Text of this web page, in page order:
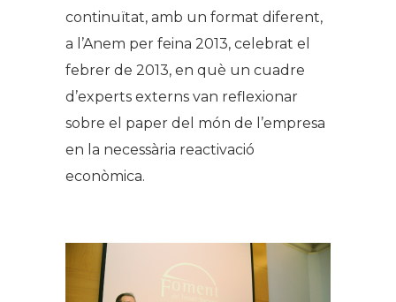
continuïtat, amb un format diferent,
a l’Anem per feina 2013, celebrat el
febrer de 2013, en què un cuadre
d’experts externs van reflexionar
sobre el paper del món de l’empresa
en la necessària reactivació
econòmica.